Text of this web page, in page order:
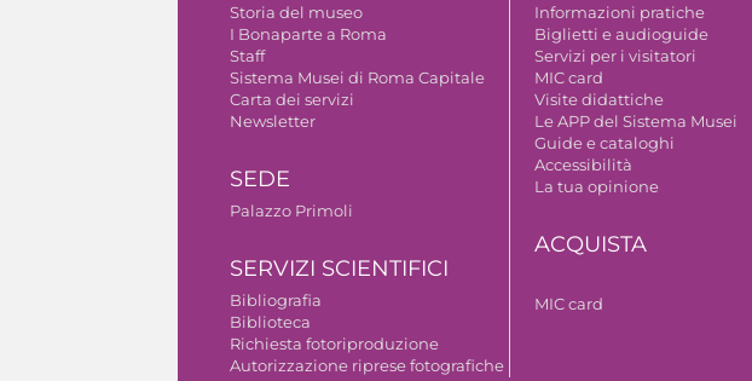
Storia del museo
I Bonaparte a Roma
Staff
Sistema Musei di Roma Capitale
Carta dei servizi
Newsletter
SEDE
Palazzo Primoli
SERVIZI SCIENTIFICI
Bibliografia
Biblioteca
Richiesta fotoriproduzione
Autorizzazione riprese fotografiche
Informazioni pratiche
Biglietti e audioguide
Servizi per i visitatori
MIC card
Visite didattiche
Le APP del Sistema Musei
Guide e cataloghi
Accessibilità
La tua opinione
ACQUISTA
MIC card